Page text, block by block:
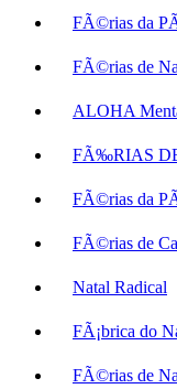
FÃ©rias da
FÃ©rias de
ALOHA
FÃ‰RIAS
FÃ©rias da
FÃ©rias de
Natal Radical
FÃ¡brica do
FÃ©rias de